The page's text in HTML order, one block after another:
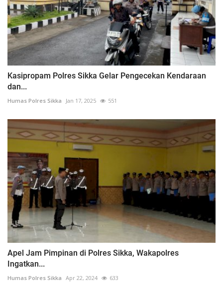
Kasipropam Polres Sikka Gelar Pengecekan Kendaraan
dan...
Humas Polres Sikka Jan 17, 2025 551
Apel Jam Pimpinan di Polres Sikka, Wakapolres
Ingatkan...
Humas Polres Sikka Apr 22, 2024 633